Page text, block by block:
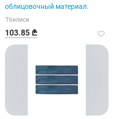
облицовочный материал.
Тбилиси
103.85 ₾